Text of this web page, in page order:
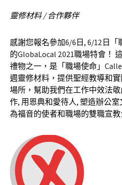
靈修材料 / 合作夥伴
感謝您報名參加6/6日, 6/12日「
的GlobaLocal 2021職場特會！
禮物之一，是「職場使命」
週靈修材料，提供聖經教導和
場所，幫助我們在工作中效法
作, 用恩典和愛待人, 塑造辦公
為福音的使者和職場的雙職宣教